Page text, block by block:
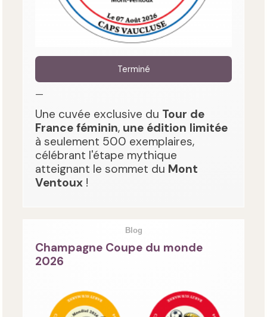
Terminé
—
Une cuvée exclusive du Tour de
France féminin, une édition limitée
à seulement 500 exemplaires,
célébrant l'étape mythique
atteignant le sommet du Mont
Ventoux !
Blog
Champagne Coupe du monde
2026